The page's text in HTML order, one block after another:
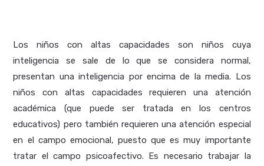
Los niños con altas capacidades son niños cuya
inteligencia se sale de lo que se considera normal,
presentan una inteligencia por encima de la media. Los
niños con altas capacidades requieren una atención
académica (que puede ser tratada en los centros
educativos) pero también requieren una atención especial
en el campo emocional, puesto que es muy importante
tratar el campo psicoafectivo. Es necesario trabajar la